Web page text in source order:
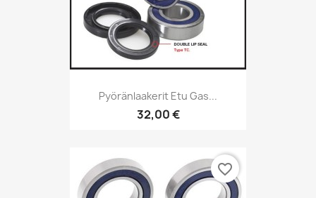
Pyöränlaakerit Etu Gas...
32,00 €
favorite_border